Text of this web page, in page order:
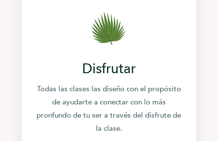
Disfrutar
Todas las clases las diseño con el propósito
de ayudarte a conectar con lo más
pronfundo de tu ser a través del disfrute de
la clase.